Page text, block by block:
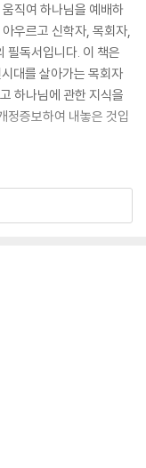
직여 하나님을 예배하
우르고 신학자, 목회자,
필독서입니다. 이 책은
대를 살아가는 목회자
하나님에 관한 지식을
정증보하여 내놓은 것입
학생들을 지도하던 때
켜 간결한 언어로 풀어
에는 초판 출간 이후 웨
난 학생들과의 소통을
가되어 있으며, 최근의
체론, 은사론, 종말론,
성경 암송 구절, 개인